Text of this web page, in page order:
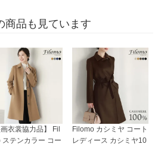
商品も見ています
画衣裳協力品】 Fil
ステンカラー コー
Filomo カシミヤ コート
レディース カシミヤ10